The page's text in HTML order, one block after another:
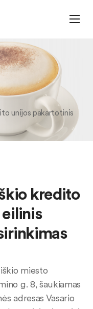
unijos pakartotinis
kredito
miesto
g. 8, šaukiamas
adresas Vasario